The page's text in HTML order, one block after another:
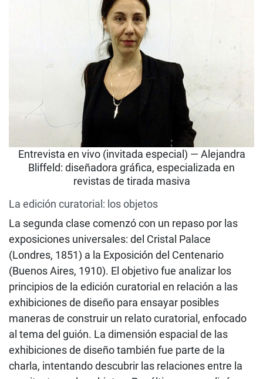
Entrevista en vivo (invitada especial) — Alejandra
Bliffeld: diseñadora gráfica, especializada en
revistas de tirada masiva
La edición curatorial: los objetos
La segunda clase comenzó con un repaso por las
exposiciones universales: del Cristal Palace
(Londres, 1851) a la Exposición del Centenario
(Buenos Aires, 1910). El objetivo fue analizar los
principios de la edición curatorial en relación a las
exhibiciones de diseño para ensayar posibles
maneras de construir un relato curatorial, enfocado
al tema del guión. La dimensión espacial de las
exhibiciones de diseño también fue parte de la
charla, intentando descubrir las relaciones entre la